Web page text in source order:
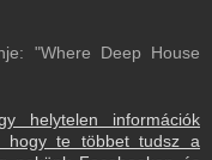
"Where Deep House
helytelen információk
hogy te többet tudsz a